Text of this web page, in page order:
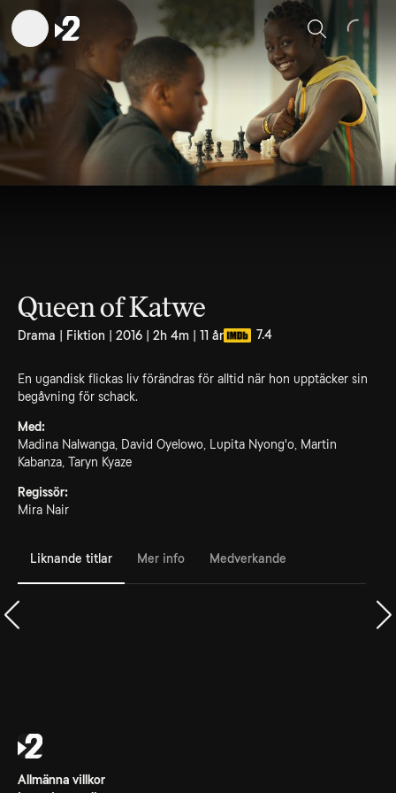
Sök
Queen of Katwe
Drama | Fiktion | 2016 | 2h 4m | 11 år 7.4
En ugandisk flickas liv förändras för alltid när hon upptäcker sin
begåvning för schack.
Med:
Madina Nalwanga, David Oyelowo, Lupita Nyong'o, Martin
Kabanza, Taryn Kyaze
Regissör:
Mira Nair
Liknande titlar Mer info Medverkande
Allmänna villkor